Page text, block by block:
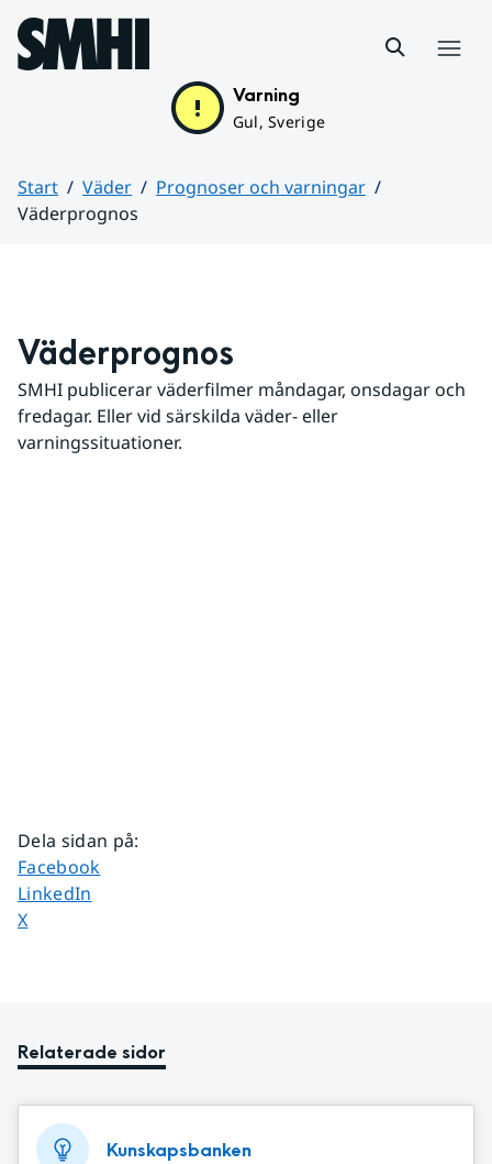
Hoppa till sidans innehåll
Varning
Gul, Sverige
Start Väder
Prognoser och varningar
Väderprognos
Väderprognos
SMHI publicerar väderfilmer måndagar, onsdagar och
fredagar. Eller vid särskilda väder- eller
varningssituationer.
Dela sidan på:
Dela sidan på
Facebook
Dela sidan på
LinkedIn
Dela sidan på
X
Relaterade sidor
Kunskapsbanken